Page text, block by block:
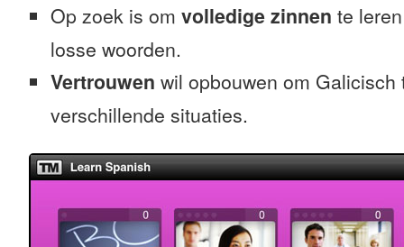
Op zoek is om volledige zinnen te
losse woorden.
Vertrouwen wil opbouwen om Galicisch
verschillende situaties.